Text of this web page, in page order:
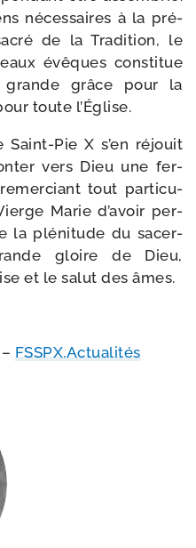
néces­saires à la pré­
de la Tradition, le
évêques consti­tue
grâce pour la
toute l’Église.
Saint-​Pie X s’en réjouit
vers Dieu une fer­
tout par­ti­cu­
Marie d’avoir per­
la plé­ni­tude du sacer­
gloire de Dieu,
et le salut des âmes.
FSSPX.Actualités